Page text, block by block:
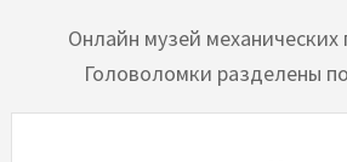
Онлайн музей
Головоломки разделены